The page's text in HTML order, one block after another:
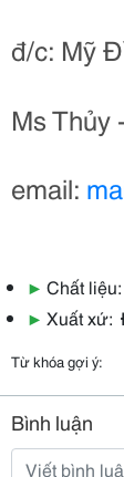
đ/c: Mỹ
Ms Thủy
email:
▶ Chất liệu:
▶ Xuất xứ:
Từ khóa gợi ý:
Bình luận